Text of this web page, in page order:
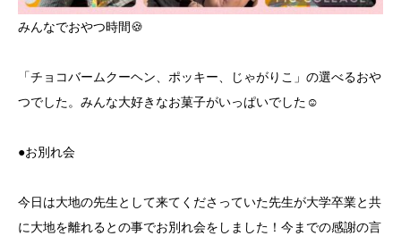
みんなでおやつ時間🍪
「チョコバームクーヘン、ポッキー、じゃがりこ」の選べるおや
つでした。みんな大好きなお菓子がいっぱいでした☺️
●お別れ会
今日は大地の先生として来てくださっていた先生が大学卒業と共
に大地を離れるとの事でお別れ会をしました！今までの感謝の言